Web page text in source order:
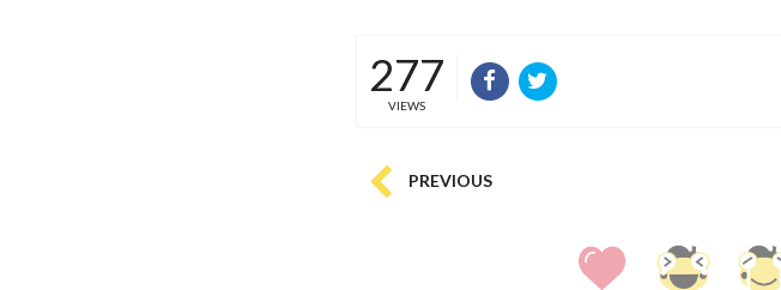
277
VIEWS
PREVIOUS